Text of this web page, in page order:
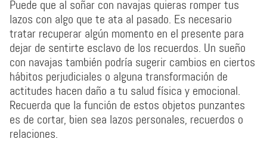
Puede que al soñar con navajas quieras romper tus
lazos con algo que te ata al pasado. Es necesario
tratar recuperar algún momento en el presente para
dejar de sentirte esclavo de los recuerdos. Un sueño
con navajas también podría sugerir cambios en ciertos
hábitos perjudiciales o alguna transformación de
actitudes hacen daño a tu salud física y emocional.
Recuerda que la función de estos objetos punzantes
es de cortar, bien sea lazos personales, recuerdos o
relaciones.